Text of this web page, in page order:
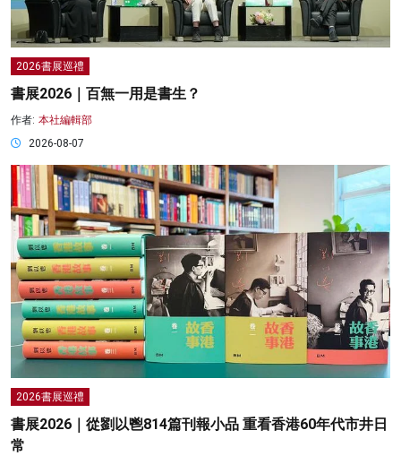
2026書展巡禮
書展2026｜百無一用是書生？
作者: 本社編輯部
2026-08-07
2026書展巡禮
書展2026｜從劉以鬯814篇刊報小品 重看香港60年代市井日
常